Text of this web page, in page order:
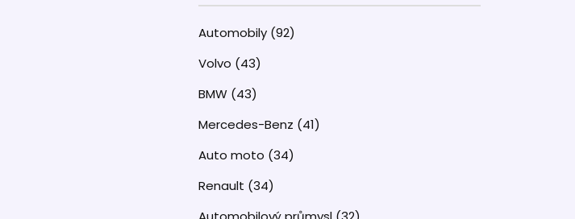
Automobily (92)
Volvo (43)
BMW (43)
Mercedes-Benz (41)
Auto moto (34)
Renault (34)